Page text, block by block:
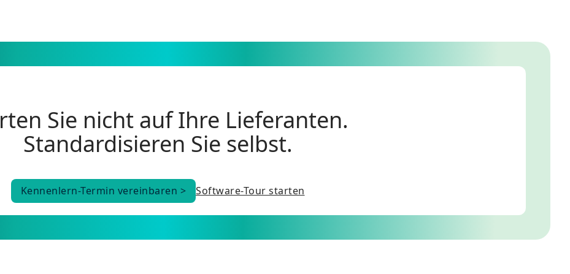
Sie nicht auf Ihre Lieferanten.
Standardisieren Sie selbst.
Kennenlern-Termin vereinbaren >
Kennenlern-Termin vereinbaren >
Software-Tour starten